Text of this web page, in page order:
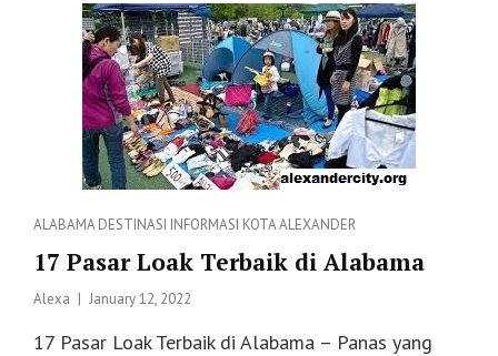
DILAKUKAN
DI
ALABAMA
Categories
ALABAMADESTINASI INFORMASI KOTA ALEXANDER
17 Pasar Loak Terbaik di Alabama
Alexa
Posted
January 12, 2022
17 Pasar Loak Terbaik di Alabama – Panas yang